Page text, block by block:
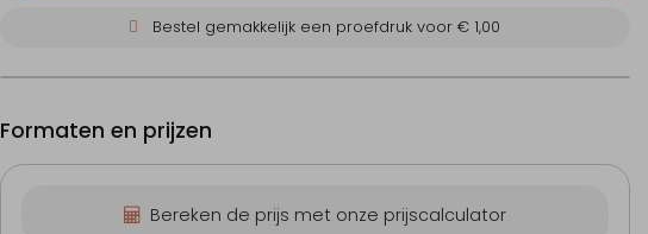
Bestel gemakkelijk een proefdruk voor€ 1,00
Formaten en prijzen
Bereken de prijs met onze prijscalculator